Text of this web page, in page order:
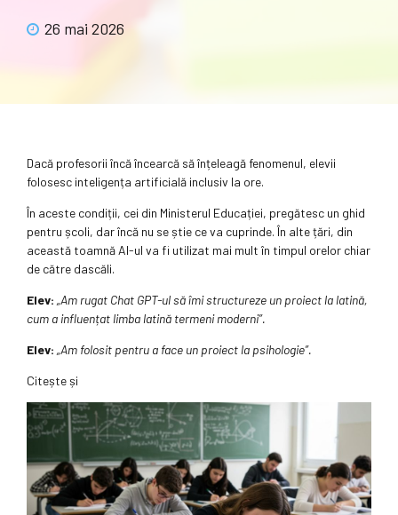
26 mai 2026
Dacă profesorii încă încearcă să înțeleagă fenomenul, elevii
folosesc inteligența artificială inclusiv la ore.
În aceste condiții, cei din Ministerul Educației, pregătesc un ghid
pentru școli, dar încă nu se știe ce va cuprinde. În alte țări, din
această toamnă AI-ul va fi utilizat mai mult în timpul orelor chiar
de către dascăli.
Elev: „Am rugat Chat GPT-ul să îmi structureze un proiect la latină,
cum a influențat limba latină termeni moderni”.
Elev: „Am folosit pentru a face un proiect la psihologie”.
Citește și